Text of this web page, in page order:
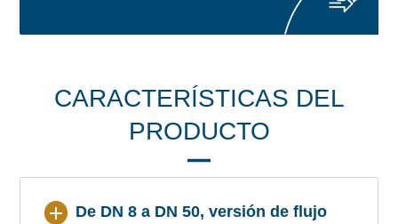
CARACTERÍSTICAS DEL
PRODUCTO
De DN 8 a DN 50, versión de flujo